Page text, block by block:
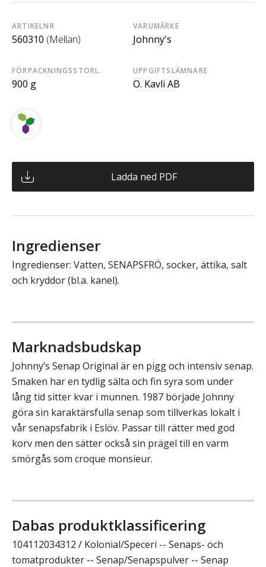
ARTIKELNR
560310 (Mellan)
VARUMÄRKE
Johnny's
FÖRPACKNINGSSTORL.
900 g
UPPGIFTSLÄMNARE
O. Kavli AB
Ladda ned PDF
Ingredienser
Ingredienser: Vatten, SENAPSFRÖ, socker, ättika, salt
och kryddor (bl.a. kanel).
Marknadsbudskap
Johnny’s Senap Original är en pigg och intensiv senap.
Smaken har en tydlig sälta och fin syra som under
lång tid sitter kvar i munnen. 1987 började Johnny
göra sin karaktärsfulla senap som tillverkas lokalt i
vår senapsfabrik i Eslöv. Passar till rätter med god
korv men den sätter också sin prägel till en varm
smörgås som croque monsieur.
Dabas produktklassificering
104112034312 / Kolonial/Speceri -- Senaps- och
tomatprodukter -- Senap/Senapspulver -- Senap